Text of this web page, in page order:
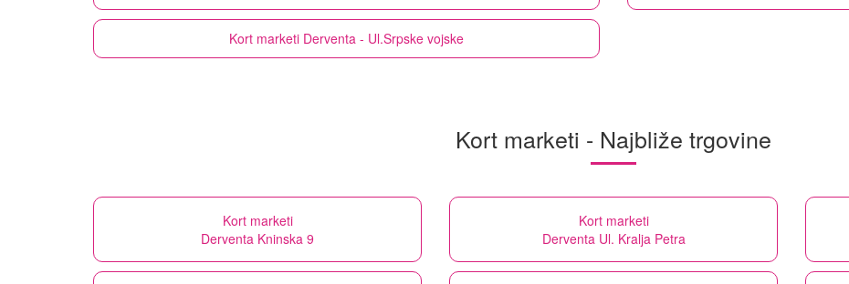
Kort marketi Derventa - Ul.Srpske vojske
Kort marketi - Najbliže trgovine
Kort marketi
Derventa Kninska 9
Kort marketi
Derventa Ul. Kralja Petra